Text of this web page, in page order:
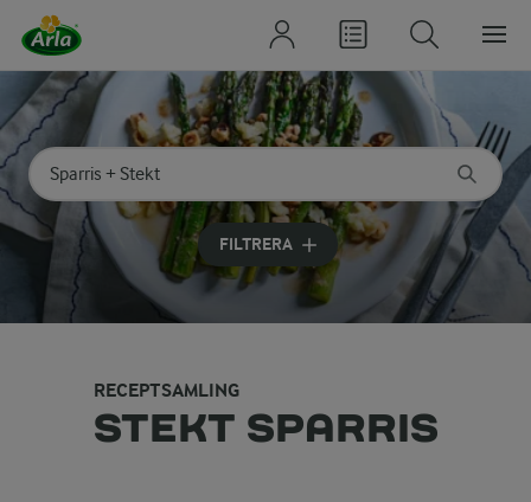
Sök på kategori eller ingrediens
Skriv in sökord för att få förslag
FILTRERA
RECEPTSAMLING
STEKT SPARRIS